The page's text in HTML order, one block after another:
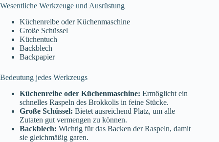
Wesentliche Werkzeuge und Ausrüstung
Küchenreibe oder Küchenmaschine
Große Schüssel
Küchentuch
Backblech
Backpapier
Bedeutung jedes Werkzeugs
Küchenreibe oder Küchenmaschine: Ermöglicht ein
schnelles Raspeln des Brokkolis in feine Stücke.
Große Schüssel: Bietet ausreichend Platz, um alle
Zutaten gut vermengen zu können.
Backblech: Wichtig für das Backen der Raspeln, damit
sie gleichmäßig garen.